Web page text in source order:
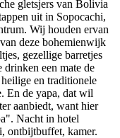
gletsjers van Bolivia
uit in Sopocachi,
Wij houden ervan
deze bohemienwijk
gezellige barretjes
drinken een mate de
en traditionele
En de yapa, dat wil
aanbiedt, want hier
Nacht in hotel
ontbijtbuffet, kamer.